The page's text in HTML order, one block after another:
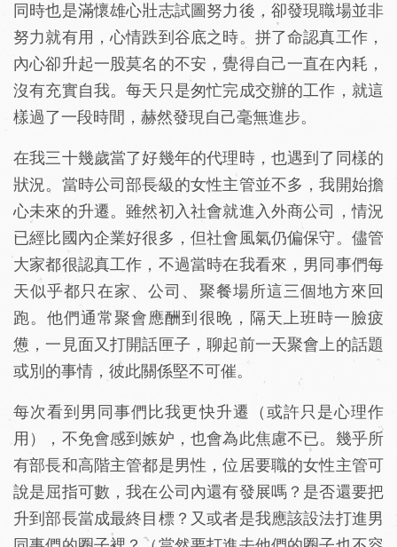
同時也是滿懷雄心壯志試圖努力後，卻發現職場並非
努力就有用，心情跌到谷底之時。拼了命認真工作，
內心卻升起一股莫名的不安，覺得自己一直在內耗，
沒有充實自我。每天只是匆忙完成交辦的工作，就這
樣過了一段時間，赫然發現自己毫無進步。
在我三十幾歲當了好幾年的代理時，也遇到了同樣的
狀況。當時公司部長級的女性主管並不多，我開始擔
心未來的升遷。雖然初入社會就進入外商公司，情況
已經比國內企業好很多，但社會風氣仍偏保守。儘管
大家都很認真工作，不過當時在我看來，男同事們每
天似乎都只在家、公司、聚餐場所這三個地方來回
跑。他們通常聚會應酬到很晚，隔天上班時一臉疲
憊，一見面又打開話匣子，聊起前一天聚會上的話題
或別的事情，彼此關係堅不可催。
每次看到男同事們比我更快升遷（或許只是心理作
用），不免會感到嫉妒，也會為此焦慮不已。幾乎所
有部長和高階主管都是男性，位居要職的女性主管可
說是屈指可數，我在公司內還有發展嗎？是否還要把
升到部長當成最終目標？又或者是我應該設法打進男